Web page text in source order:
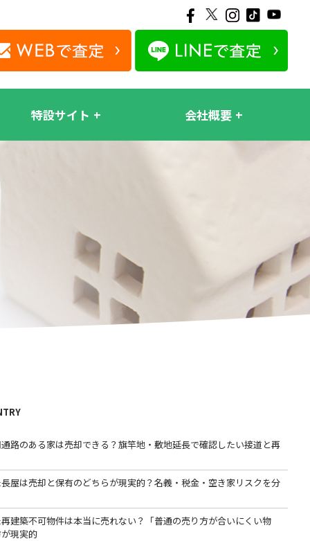
特設サイト 会社概要
通路のある家は売却できる？旗竿地・敷地延長で確認したい接道と再
屋は売却と保有のどちらが現実的？名義・税金・空き家リスクを分
建築不可物件は本当に売れない？「普通の売り方が合いにくい物
現実的